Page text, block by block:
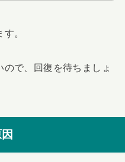
。
で、回復を待ちましょ